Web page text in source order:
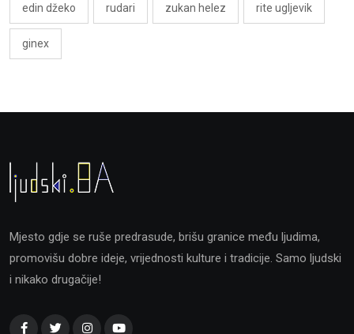
edin džeko rudari zukan helez rite ugljevik
ginex
Mjesto gdje se ruše predrasude, brišu granice među ljudima,
promovišu dobre ideje, vrijednosti kulture i tradicije. Samo ljudski
i nikako drugačije!